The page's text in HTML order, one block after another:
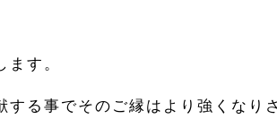
す。
する事でそのご縁はより強くなり